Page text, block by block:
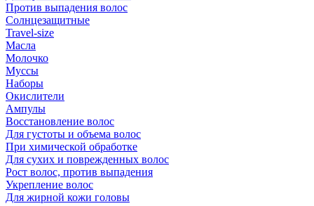
Против выпадения волос
Солнцезащитные
Travel-size
Масла
Молочко
Муссы
Наборы
Окислители
Ампулы
Восстановление волос
Для густоты и объема волос
При химической обработке
Для сухих и поврежденных волос
Рост волос, против выпадения
Укрепление волос
Для жирной кожи головы